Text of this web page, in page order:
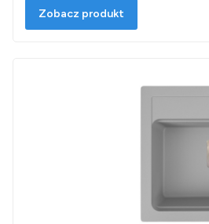
Zobacz produkt